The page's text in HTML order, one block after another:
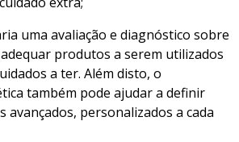
uma avaliação e diagnóstico sobre
produtos a serem utilizados
a ter. Além disto, o
também pode ajudar a definir
avançados, personalizados a cada